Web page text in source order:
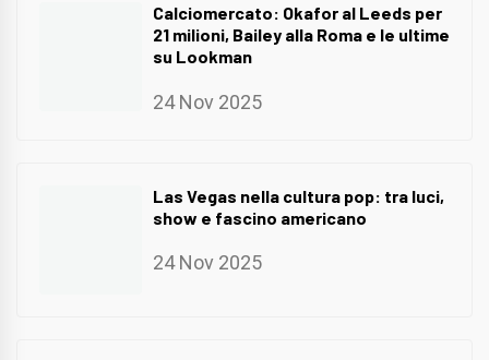
Calciomercato: Okafor al Leeds per
21 milioni, Bailey alla Roma e le ultime
su Lookman
24 Nov 2025
Las Vegas nella cultura pop: tra luci,
show e fascino americano
24 Nov 2025